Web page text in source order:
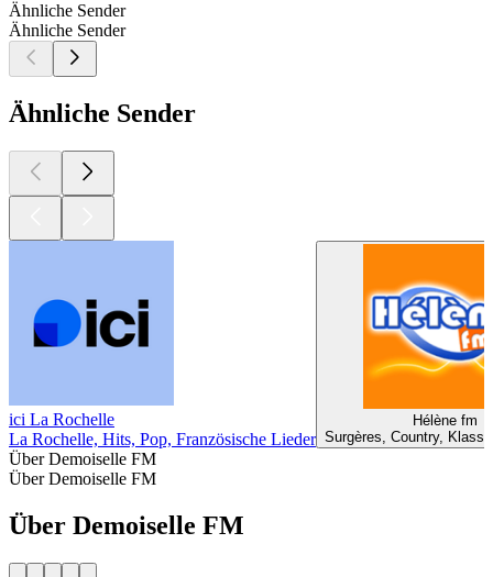
Ähnliche Sender
Ähnliche Sender
Ähnliche Sender
ici La Rochelle
La Rochelle, Hits, Pop, Französische Lieder
Hélène fm
Surgères, Country,
Über Demoiselle FM
Über Demoiselle FM
Über Demoiselle FM